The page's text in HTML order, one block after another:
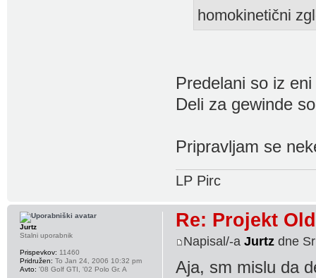
homokinetični
Predelani so iz
Deli za gewinde
Pripravljam se
LP Pirc
Re: Projekt
Napisal/-aJurtz dne
Aja, sm mislu da
Jurtz
Stalni uporabnik
Prispevkov: 11460
Pridružen: To Jan 24, 2006 10:32 pm
Avto: '08 Golf GTI, '02 Polo Gr. A